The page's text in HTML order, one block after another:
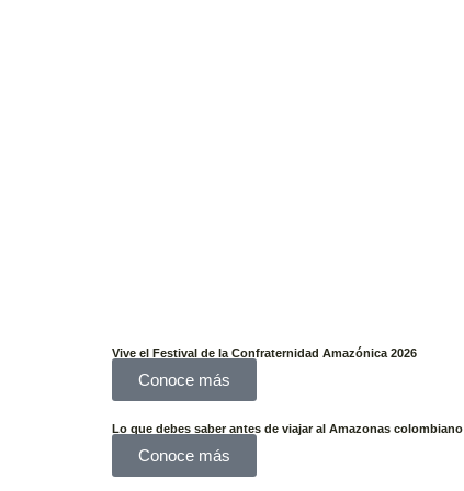
Vive el Festival de la Confraternidad Amazónica 2026
Conoce más
Lo que debes saber antes de viajar al Amazonas colombiano
Conoce más